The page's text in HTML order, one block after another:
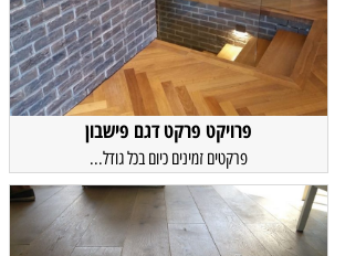
פרויקט פרקט דגם פישבון
פרקטים זמינים כיום בכל גודל...